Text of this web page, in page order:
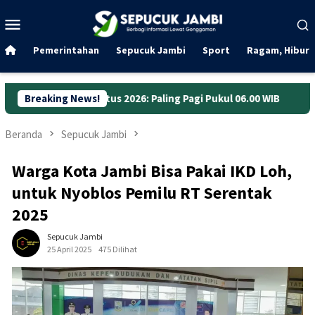
ke
Mobile
Pemerintahan Sepucuk Jambi Sport Ragam,
Breaking News!
2026: Paling Pagi Pukul 06.00 WIB Anggaran Jalan
Beranda Sepucuk Jambi
Warga Kota Jambi Bisa Pakai IKD Loh,
untuk Nyoblos Pemilu RT Serentak
2025
Sepucuk Jambi
25 April 2025
475 Dilihat